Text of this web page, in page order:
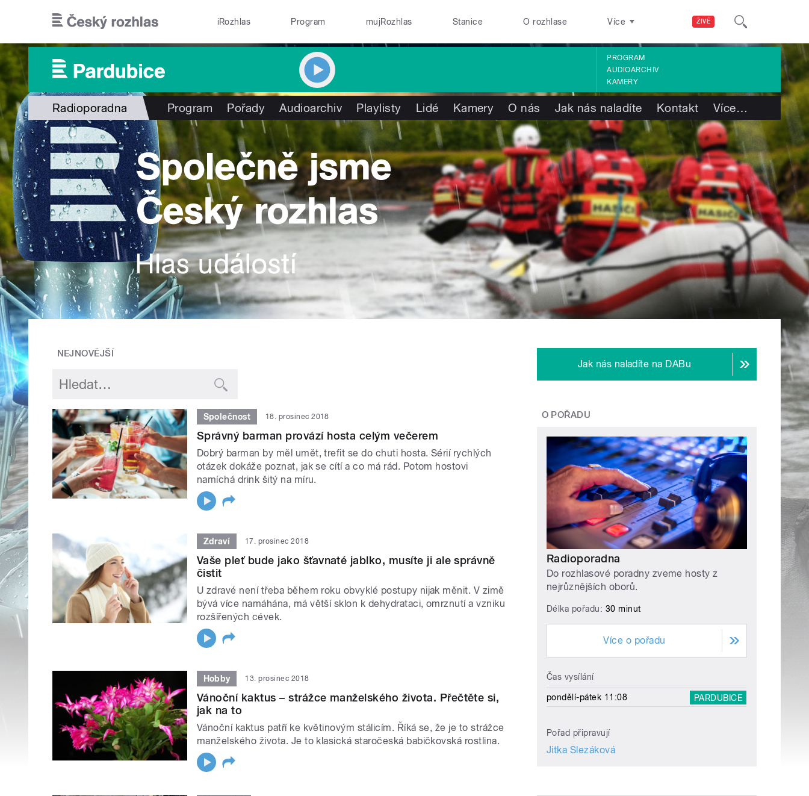
ŽIVĚ
iRozhlas Program mujRozhlas Stanice O rozhlase Více
PROGRAM
AUDIOARCHIV
KAMERY
Radioporadna Program Pořady Audioarchiv Playlisty Lidé Kamery O nás Jak nás naladíte Kontakt Více…
NEJNOVĚJŠÍ
Společnost 18. prosinec 2018
Správný barman provází hosta celým večerem
Dobrý barman by měl umět, trefit se do chuti hosta. Sérií rychlých
otázek dokáže poznat, jak se cítí a co má rád. Potom hostovi
namíchá drink šitý na míru.
Zdraví 17. prosinec 2018
Vaše pleť bude jako šťavnaté jablko, musíte ji ale správně
čistit
U zdravé není třeba během roku obvyklé postupy nijak měnit. V zimě
bývá více namáhána, má větší sklon k dehydrataci, omrznutí a vzniku
rozšířených cévek.
Hobby 13. prosinec 2018
Vánoční kaktus – strážce manželského života. Přečtěte si,
jak na to
Vánoční kaktus patří ke květinovým stálicím. Říká se, že je to strážce
manželského života. Je to klasická staročeská babičkovská rostlina.
Jak nás naladíte na DABu
O POŘADU
Radioporadna
Do rozhlasové poradny zveme hosty z
nejrůznějších oborů.
Délka pořadu: 30 minut
Více o pořadu
Čas vysílání
pondělí-pátek 11:08 PARDUBICE
Pořad připravují
Jitka Slezáková